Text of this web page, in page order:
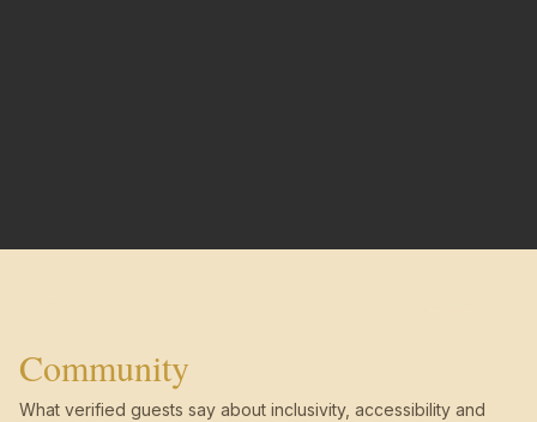
Community
What verified guests say about inclusivity, accessibility and